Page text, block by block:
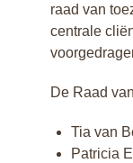
raad van
centrale
De Raad
Tia van
Patricia